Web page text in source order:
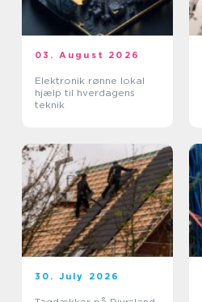
03. August 2026
Elektronik rønne lokal
hjælp til hverdagens
teknik
30. July 2026